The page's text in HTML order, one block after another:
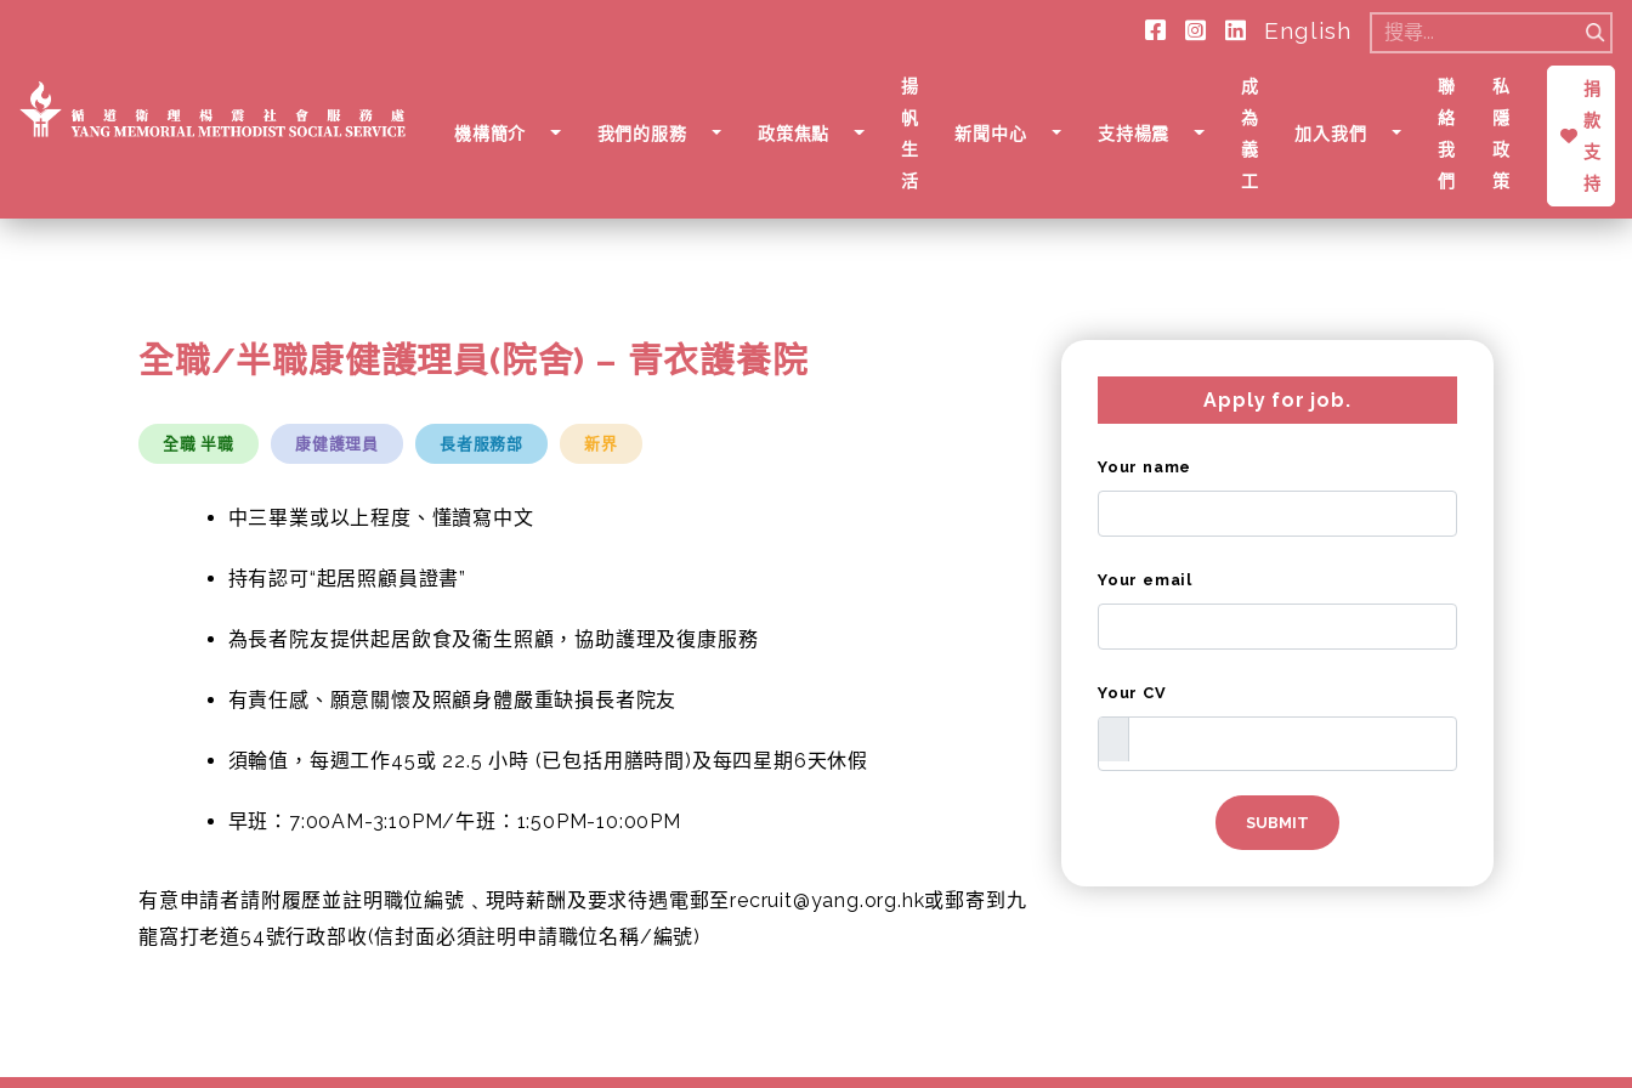
English
搜
機構簡介 我們的服務 政策焦點
揚
帆
生
活
新聞中心 支持楊震
成
為
義
工
加入我們
聯
絡
我
們
私
隱
政
策
捐
款
支
持
全職/半職康健護理員(院舍) – 青衣護養院
全職 半職 康健護理員 長者服務部 新界
中三畢業或以上程度、懂讀寫中文
持有認可“起居照顧員證書”
為長者院友提供起居飲食及衞生照顧，協助護理及復康服務
有責任感、願意關懷及照顧身體嚴重缺損長者院友
須輪值，每週工作45或 22.5 小時 (已包括用膳時間)及每四星期6天休假
早班：7:00AM-3:10PM/午班：1:50PM-10:00PM
有意申請者請附履歷並註明職位編號﹑現時薪酬及要求待遇電郵至recruit@yang.org.hk或郵寄到九
龍窩打老道54號行政部收(信封面必須註明申請職位名稱/編號)
Apply for job.
Your name
Your email
Your CV